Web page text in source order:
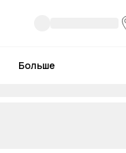
Больше